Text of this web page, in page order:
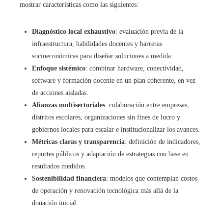
mostrar características como las siguientes:
Diagnóstico local exhaustivo: evaluación previa de la
infraestructura, habilidades docentes y barreras
socioeconómicas para diseñar soluciones a medida.
Enfoque sistémico: combinar hardware, conectividad,
software y formación docente en un plan coherente, en vez
de acciones aisladas.
Alianzas multisectoriales: colaboración entre empresas,
distritos escolares, organizaciones sin fines de lucro y
gobiernos locales para escalar e institucionalizar los avances.
Métricas claras y transparencia: definición de indicadores,
reportes públicos y adaptación de estrategias con base en
resultados medidos.
Sostenibilidad financiera: modelos que contemplan costos
de operación y renovación tecnológica más allá de la
donación inicial.